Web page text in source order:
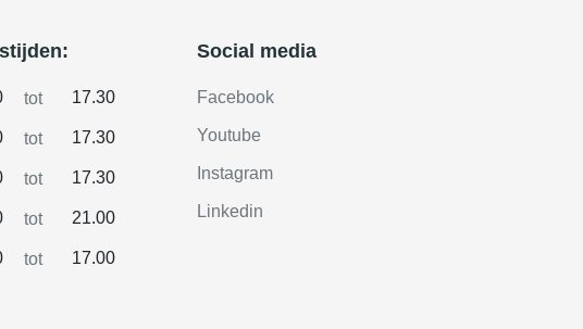
tot 17.30
tot 17.30
tot 17.30
tot 21.00
tot 17.00
Social media
Facebook
Youtube
Instagram
Linkedin